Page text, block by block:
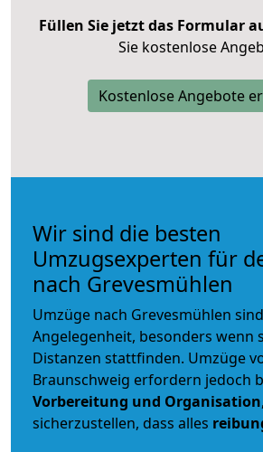
Füllen Sie jetzt das Formular
Sie kostenlose
Kostenlose Angebote
Wir sind die besten
Umzugsexperten für
nach Grevesmühlen
Umzüge nach Grevesmühlen
Angelegenheit, besonders wenn
Distanzen stattfinden. Umzüge
Braunschweig erfordern jedoch
Vorbereitung und Organisation
sicherzustellen, dass alles